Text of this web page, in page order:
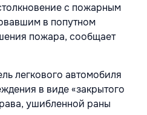
с пожарным
в попутном
пожара, сообщает
легкового автомобиля
в виде «закрытого
ушибленной раны